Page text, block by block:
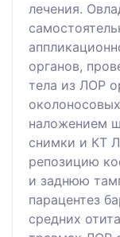
лечения.
органов,
тела из ЛОР
наложением
снимки и КТ
репозицию
и заднюю
парацентез
средних